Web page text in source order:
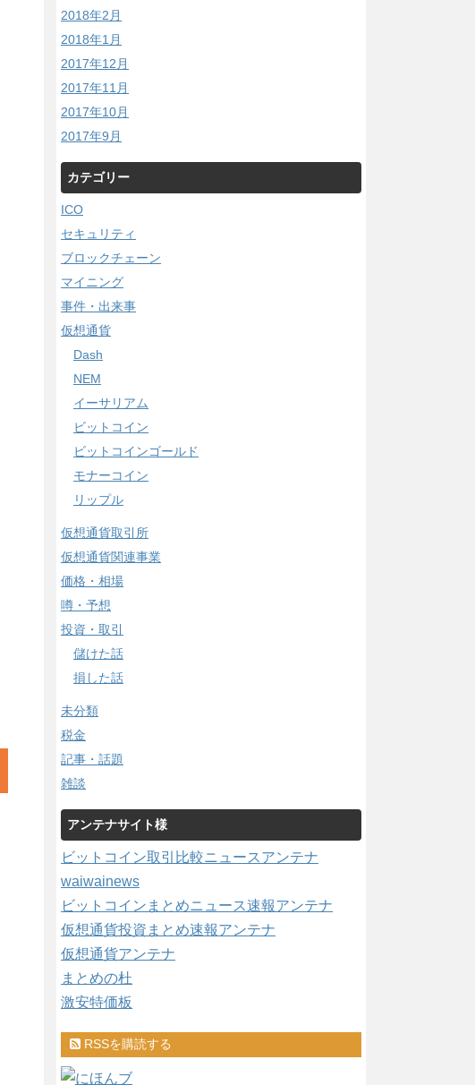
2018年2月
2018年1月
2017年12月
2017年11月
2017年10月
2017年9月
カテゴリー
ICO
セキュリティ
ブロックチェーン
マイニング
事件・出来事
仮想通貨
Dash
NEM
イーサリアム
ビットコイン
ビットコインゴールド
モナーコイン
リップル
仮想通貨取引所
仮想通貨関連事業
価格・相場
噂・予想
投資・取引
儲けた話
損した話
未分類
税金
記事・話題
雑談
アンテナサイト様
ビットコイン取引比較ニュースアンテナ
waiwainews
ビットコインまとめニュース速報アンテナ
仮想通貨投資まとめ速報アンテナ
仮想通貨アンテナ
まとめの杜
激安特価板
RSSを購読する